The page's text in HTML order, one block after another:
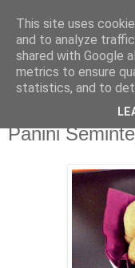
La
4 gatti in cucina... i
martedì 5 maggio
Panini
This site uses
and to analyze
shared with Google
metrics to ensure
statistics, and to